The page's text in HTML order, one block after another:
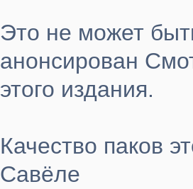
Это не может
анонсирован
этого издания.
Качество паков
Савёле